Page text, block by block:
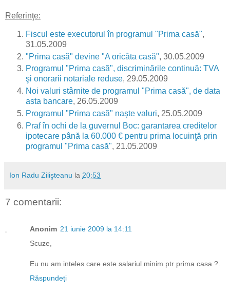
Referinţe:
Fiscul este executorul în programul "Prima casă",
31.05.2009
"Prima casă" devine "A oricâta casă", 30.05.2009
Programul "Prima casă", discriminările continuă: TVA
şi onorarii notariale reduse, 29.05.2009
Noi valuri stârnite de programul "Prima casă", de data
asta bancare, 26.05.2009
Programul "Prima casă" naşte valuri, 25.05.2009
Praf în ochi de la guvernul Boc: garantarea creditelor
ipotecare până la 60.000 € pentru prima locuinţă prin
programul "Prima casă", 21.05.2009
Ion Radu Zilişteanu la 20:53
7 comentarii:
Anonim 21 iunie 2009 la 14:11
Scuze,
Eu nu am inteles care este salariul minim ptr prima casa ?.
Răspundeți